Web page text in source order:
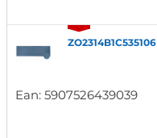
ZO2314B1C535106
Ean: 5907526439039